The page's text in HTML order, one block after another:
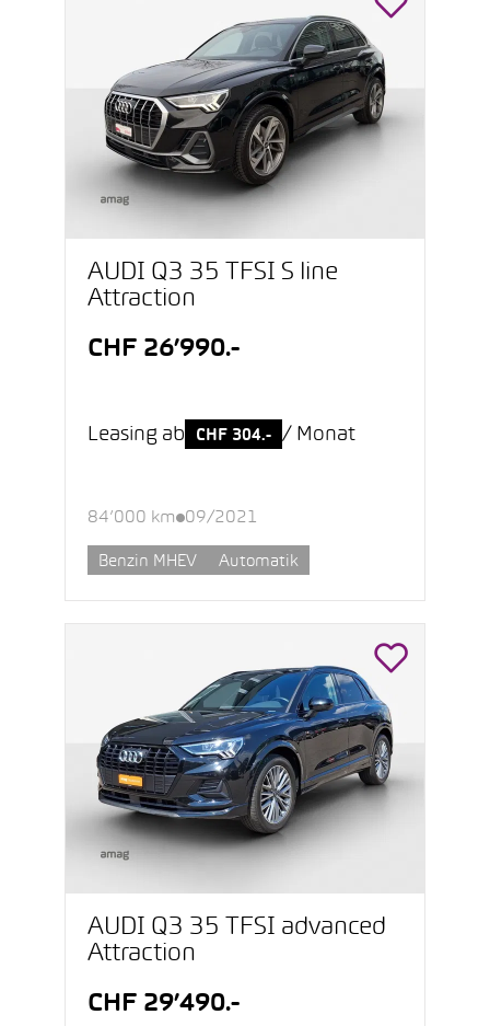
AUDI Q3 35 TFSI S line
Attraction
CHF 26’990.-
Leasing ab CHF 304.- / Monat
84’000 km 09/2021
Benzin MHEV Automatik
AUDI Q3 35 TFSI advanced
Attraction
CHF 29’490.-